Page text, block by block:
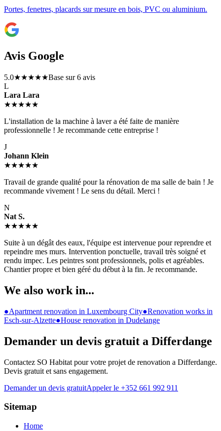
Portes, fenetres, placards sur mesure en bois, PVC ou aluminium.
Avis Google
5.0★★★★★Base sur6 avis
L
Lara Lara
★★★★★
L'installation de la machine à laver a été faite de manière
professionnelle ! Je recommande cette entreprise !
J
Johann Klein
★★★★★
Travail de grande qualité pour la rénovation de ma salle de bain ! Je
recommande vivement ! Le sens du détail. Merci !
N
Nat S.
★★★★★
Suite à un dégât des eaux, l'équipe est intervenue pour reprendre et
repeindre mes murs. Intervention ponctuelle, travail très soigné et
rendu impec. Les peintres sont professionnels, polis et agréables.
Chantier propre et bien géré du début à la fin. Je recommande.
We also work in...
●Apartment renovation in Luxembourg City●Renovation works in
Esch-sur-Alzette●House renovation in Dudelange
Demander un devis gratuit a Differdange
Contactez SO Habitat pour votre projet de renovation a Differdange.
Devis gratuit et sans engagement.
Demander un devis gratuitAppeler le +352 661 992 911
Sitemap
Home